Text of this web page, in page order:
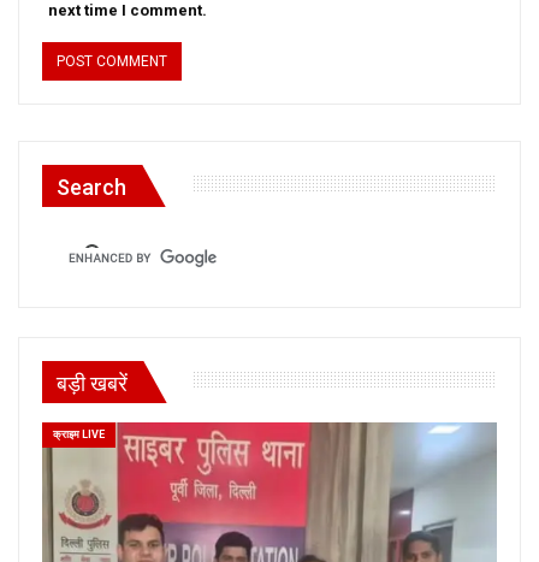
next time I comment.
Search
बड़ी खबरें
क्राइम LIVE